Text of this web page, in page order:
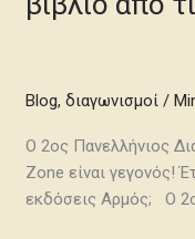
Blog, διαγωνισμοί/
Ο 2ος Πανελλήνιος
Zone είναι γεγονός!
εκδόσεις Αρμός; Ο